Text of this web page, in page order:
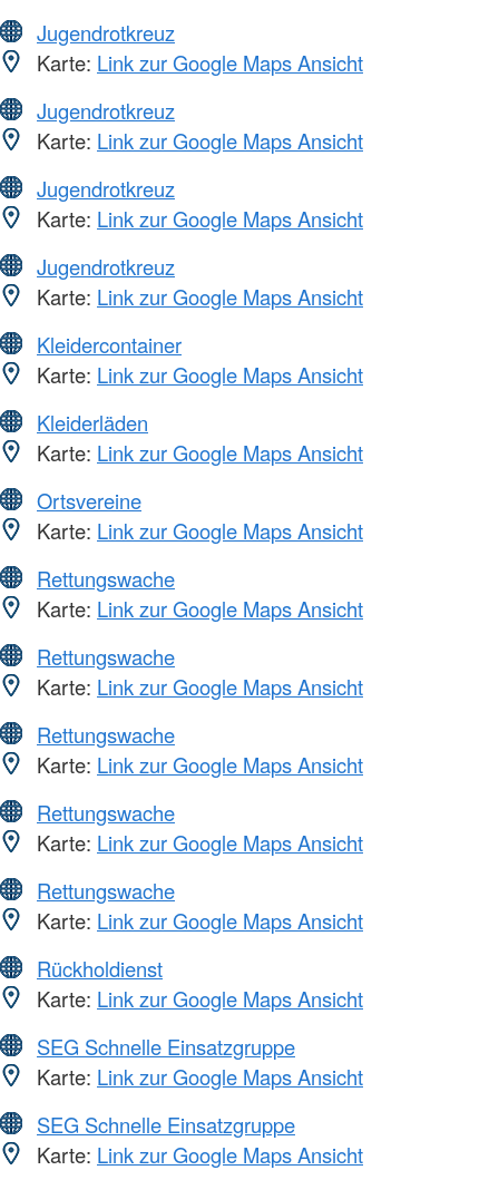
Jugendrotkreuz
Karte: Link zur Google Maps Ansicht
Jugendrotkreuz
Karte: Link zur Google Maps Ansicht
Jugendrotkreuz
Karte: Link zur Google Maps Ansicht
Jugendrotkreuz
Karte: Link zur Google Maps Ansicht
Kleidercontainer
Karte: Link zur Google Maps Ansicht
Kleiderläden
Karte: Link zur Google Maps Ansicht
Ortsvereine
Karte: Link zur Google Maps Ansicht
Rettungswache
Karte: Link zur Google Maps Ansicht
Rettungswache
Karte: Link zur Google Maps Ansicht
Rettungswache
Karte: Link zur Google Maps Ansicht
Rettungswache
Karte: Link zur Google Maps Ansicht
Rettungswache
Karte: Link zur Google Maps Ansicht
Rückholdienst
Karte: Link zur Google Maps Ansicht
SEG Schnelle Einsatzgruppe
Karte: Link zur Google Maps Ansicht
SEG Schnelle Einsatzgruppe
Karte: Link zur Google Maps Ansicht